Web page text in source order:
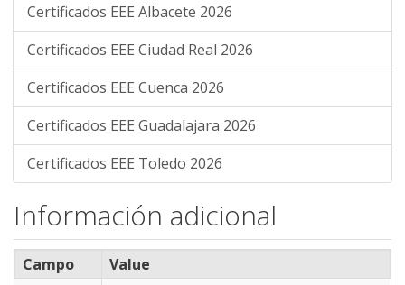
Certificados EEE Albacete 2026
Certificados EEE Ciudad Real 2026
Certificados EEE Cuenca 2026
Certificados EEE Guadalajara 2026
Certificados EEE Toledo 2026
Información adicional
Campo
Value